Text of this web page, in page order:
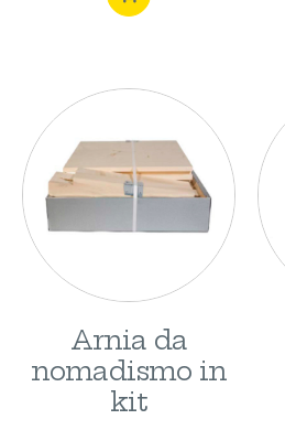
Arnia da
nomadismo in
kit